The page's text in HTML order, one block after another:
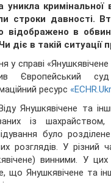
уникла кримінальної
строки давності.
відображено в
діє в такій ситуації
у справі
Європейський
ресурс
Янушкявічене та
із
було
розглядів. У різний
винними. У
що Янушкявічене та